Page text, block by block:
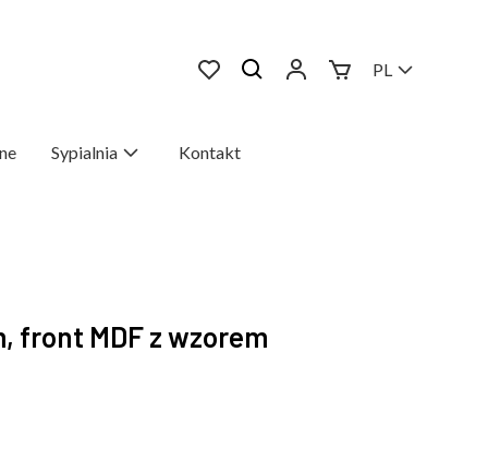
PL
Sypialnia Kontakt
front MDF z wzorem